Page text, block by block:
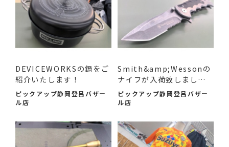
DEVICEWORKSの鍋をご
紹介いたします！
ピックアップ静岡登呂バザー
ル店
Smith&amp;Wessonの
ナイフが入荷致しまし
た！
ピックアップ静岡登呂バザー
ル店